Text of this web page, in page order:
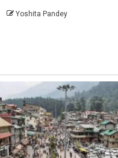
Yoshita Pandey